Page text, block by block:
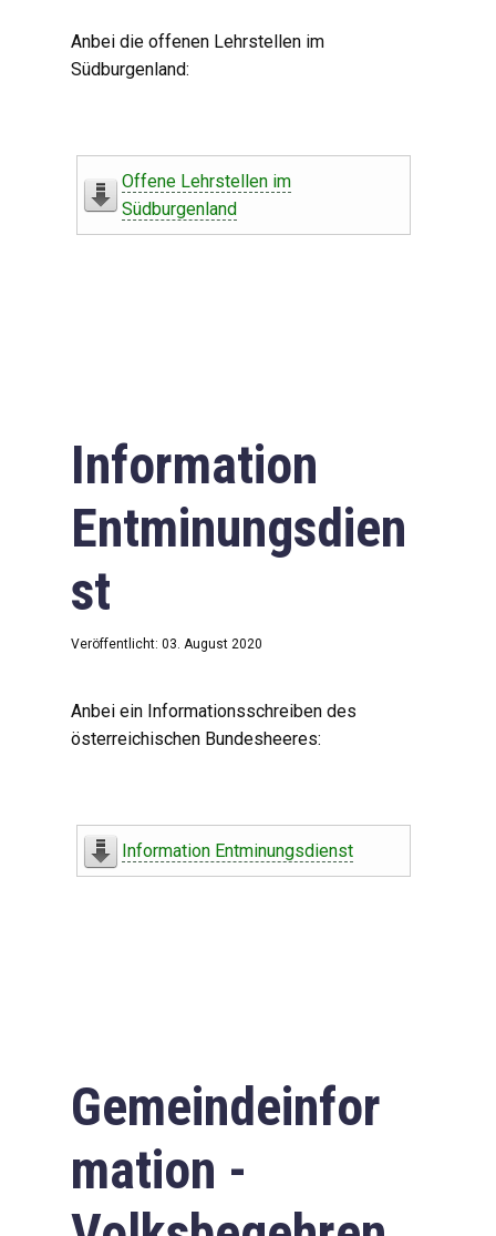
Anbei die offenen Lehrstellen im
Südburgenland:
Offene Lehrstellen im
Südburgenland
Information
Entminungsdien
st
Veröffentlicht: 03. August 2020
Anbei ein Informationsschreiben des
österreichischen Bundesheeres:
Information Entminungsdienst
Gemeindeinfor
mation -